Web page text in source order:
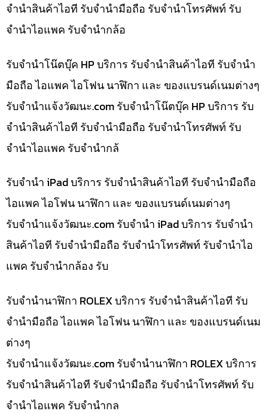
จำนำสินค้าไอที รับจำนำมือถือ รับจำนำโทรศัพท์ รับ
จำนำไอแพค รับจำนำกล้อ
รับจำนำโน๊ตบุ๊ค HP บริการ รับจำนำสินค้าไอที รับจำนำ
มือถือ ไอแพค ไอโฟน นาฬิกา และ ของแบรนด์เนมต่างๆ
รับจํานําแจ้งวัฒนะ.com รับจำนำโน๊ตบุ๊ค HP บริการ รับ
จำนำสินค้าไอที รับจำนำมือถือ รับจำนำโทรศัพท์ รับ
จำนำไอแพค รับจำนำกล้
รับจำนำ iPad บริการ รับจำนำสินค้าไอที รับจำนำมือถือ
ไอแพค ไอโฟน นาฬิกา และ ของแบรนด์เนมต่างๆ
รับจํานําแจ้งวัฒนะ.com รับจำนำ iPad บริการ รับจำนำ
สินค้าไอที รับจำนำมือถือ รับจำนำโทรศัพท์ รับจำนำไอ
แพค รับจำนำกล้อง รับ
รับจำนำนาฬิกา ROLEX บริการ รับจำนำสินค้าไอที รับ
จำนำมือถือ ไอแพค ไอโฟน นาฬิกา และ ของแบรนด์เนม
ต่างๆ
รับจํานําแจ้งวัฒนะ.com รับจำนำนาฬิกา ROLEX บริการ
รับจำนำสินค้าไอที รับจำนำมือถือ รับจำนำโทรศัพท์ รับ
จำนำไอแพค รับจำนำกล